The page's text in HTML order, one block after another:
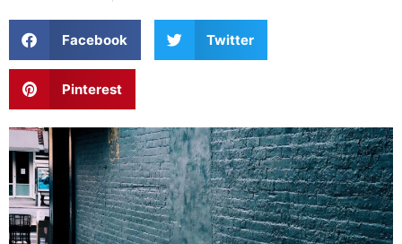
Facebook Twitter
Pinterest